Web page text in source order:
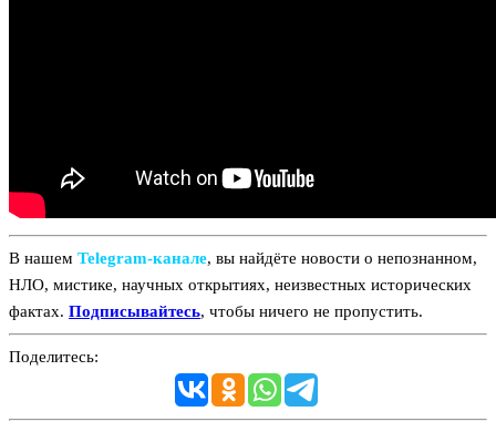
В нашем Telegram‑канале, вы найдёте новости о непознанном,
НЛО, мистике, научных открытиях, неизвестных исторических
фактах. Подписывайтесь, чтобы ничего не пропустить.
Поделитесь: